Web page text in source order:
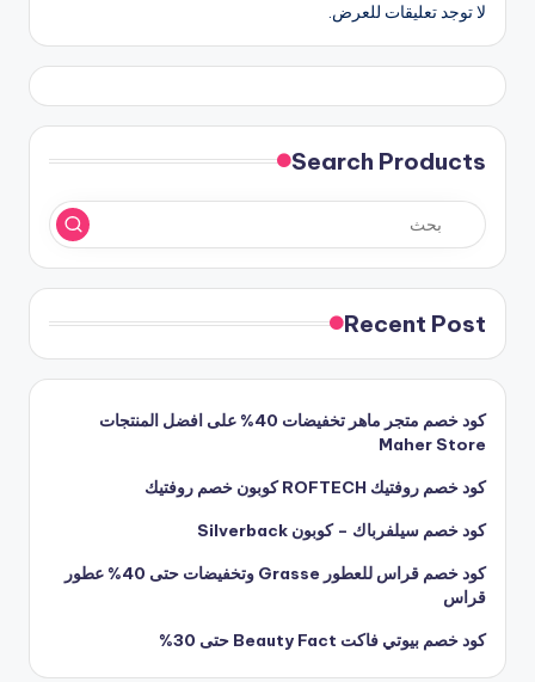
لا توجد تعليقات للعرض.
Search Products
Recent Post
كود خصم متجر ماهر تخفيضات 40% على افضل المنتجات
Maher Store
كود خصم روفتيك ROFTECH كوبون خصم روفتيك
كود خصم سيلفرباك – كوبون Silverback
كود خصم قراس للعطور Grasse وتخفيضات حتى 40% عطور
قراس
كود خصم بيوتي فاكت Beauty Fact حتى 30%